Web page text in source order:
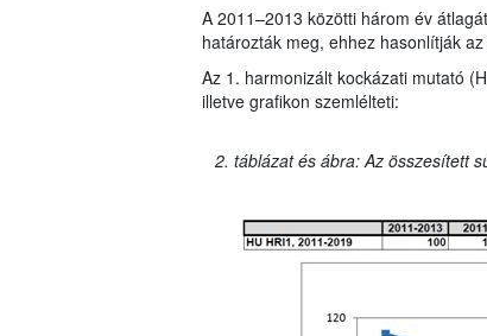
A 2011–2013 közötti három év
határozták meg, ehhez hasonlítják
Az 1. harmonizált kockázati mutató
illetve grafikon szemlélteti:
2. táblázat és ábra: Az összesített